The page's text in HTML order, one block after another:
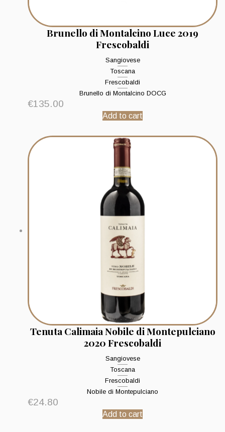
Brunello di Montalcino Luce 2019
Frescobaldi
Sangiovese
Toscana
Frescobaldi
Brunello di Montalcino DOCG
€135.00
Add to cart
Tenuta Calimaia Nobile di Montepulciano
2020 Frescobaldi
Sangiovese
Toscana
Frescobaldi
Nobile di Montepulciano
€24.80
Add to cart